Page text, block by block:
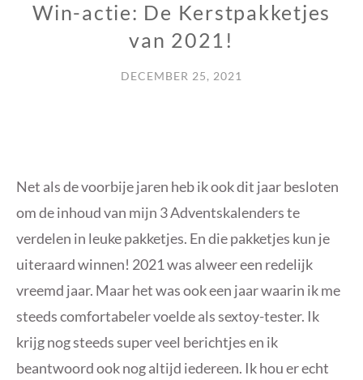
Win-actie: De Kerstpakketjes
van 2021!
DECEMBER 25, 2021
Net als de voorbije jaren heb ik ook dit jaar besloten
om de inhoud van mijn 3 Adventskalenders te
verdelen in leuke pakketjes. En die pakketjes kun je
uiteraard winnen! 2021 was alweer een redelijk
vreemd jaar. Maar het was ook een jaar waarin ik me
steeds comfortabeler voelde als sextoy-tester. Ik
krijg nog steeds super veel berichtjes en ik
beantwoord ook nog altijd iedereen. Ik hou er echt